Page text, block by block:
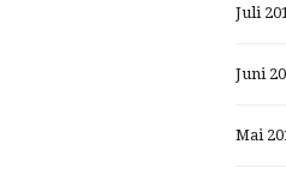
Juli
Juni
Mai